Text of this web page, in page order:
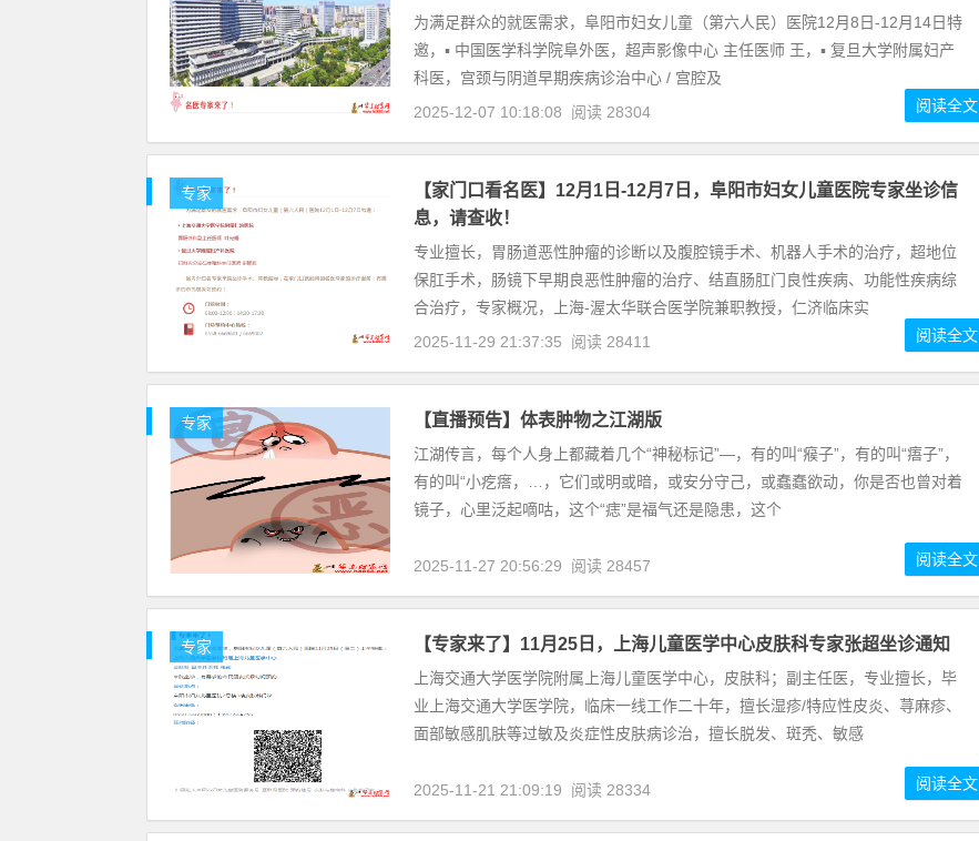
为满足群众的就医需求，阜阳市妇女儿童（第六人民）医院12月8日-12月14日特
邀，▪ 中国医学科学院阜外医，超声影像中心 主任医师 王，▪ 复旦大学附属妇产
科医，宫颈与阴道早期疾病诊治中心 / 宫腔及
2025-12-07 10:18:08
阅读 28304 阅读全文
专家
【家门口看名医】12月1日-12月7日，阜阳市妇女儿童医院专家坐诊信
息，请查收！
专业擅长，胃肠道恶性肿瘤的诊断以及腹腔镜手术、机器人手术的治疗，超地位
保肛手术，肠镜下早期良恶性肿瘤的治疗、结直肠肛门良性疾病、功能性疾病综
合治疗，专家概况，上海-渥太华联合医学院兼职教授，仁济临床实
2025-11-29 21:37:35
阅读 28411 阅读全文
专家 【直播预告】体表肿物之江湖版
江湖传言，每个人身上都藏着几个“神秘标记”—，有的叫“瘊子”，有的叫“痦子”，
有的叫“小疙瘩，…，它们或明或暗，或安分守己，或蠢蠢欲动，你是否也曾对着
镜子，心里泛起嘀咕，这个“痣”是福气还是隐患，这个
2025-11-27 20:56:29 阅读 28457 阅读全文
专家 【专家来了】11月25日，上海儿童医学中心皮肤科专家张超坐诊通知
上海交通大学医学院附属上海儿童医学中心，皮肤科；副主任医，专业擅长，毕
业上海交通大学医学院，临床一线工作二十年，擅长湿疹/特应性皮炎、荨麻疹、
面部敏感肌肤等过敏及炎症性皮肤病诊治，擅长脱发、斑秃、敏感
2025-11-21 21:09:19 阅读 28334 阅读全文